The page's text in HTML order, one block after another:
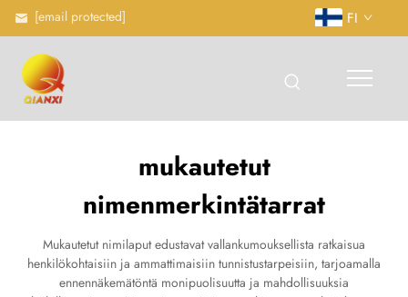
[email protected] FI
mukautetut
nimenmerkintätarrat
Mukautetut nimilaput edustavat vallankumouksellista ratkaisua
henkilökohtaisiin ja ammattimaisiin tunnistustarpeisiin, tarjoamalla
ennennäkemätöntä monipuolisuutta ja mahdollisuuksia